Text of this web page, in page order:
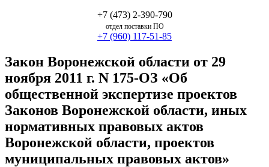
+7 (473) 2-390-790
отдел поставки ПО
+7 (960) 117-51-85
Закон Воронежской области от 29
ноября 2011 г. N 175-ОЗ «Об
общественной экспертизе проектов
Законов Воронежской области, иных
нормативных правовых актов
Воронежской области, проектов
муниципальных правовых актов»